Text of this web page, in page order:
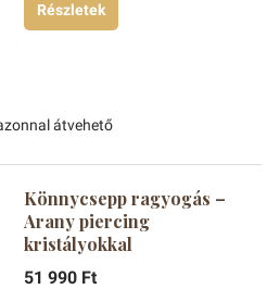
Részletek
átvehető
Könnycsepp ragyogás –
Arany piercing
kristályokkal
51 990 Ft